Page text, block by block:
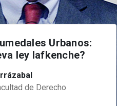
Urbanos:
ley lafkenche?
de Derecho